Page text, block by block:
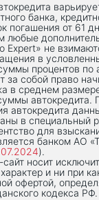
банка,
погашения от 61
любые
Expert» не
в
процентов по
за собой право
в среднем
автокредита.
автокредита
в специальный
для
банком АО
).
носит
и ни при
офертой,
кодекса